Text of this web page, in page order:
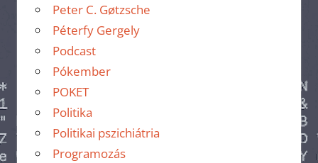
Peter C. Gøtzsche
Péterfy Gergely
Podcast
Pókember
POKET
Politika
Politikai pszichiátria
Programozás